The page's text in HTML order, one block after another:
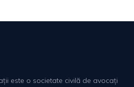
este o societate civilă de avocați